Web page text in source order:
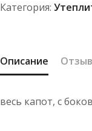
с
2007
г.в).
Категория:
Описание
весь капот, с